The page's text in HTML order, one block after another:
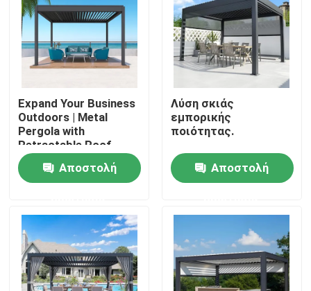
Προϊόντα
Περίπου εμείς
Expand Your Business
Outdoors | Metal
Pergola with
Retractable Roof
Αποστολή
Λύση σκιάς
εμπορικής
ποιότητας.
Αποστολή